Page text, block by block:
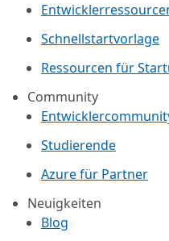
Schnellstartvorlage
Ressourcen für
Community
Studierende
Azure für Partner
Neuigkeiten
Blog